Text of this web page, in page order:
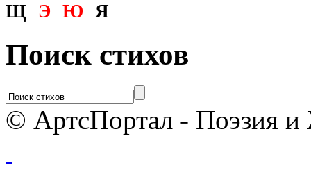
Щ Э Ю Я
Поиск стихов
© АртсПортал - Поэзия